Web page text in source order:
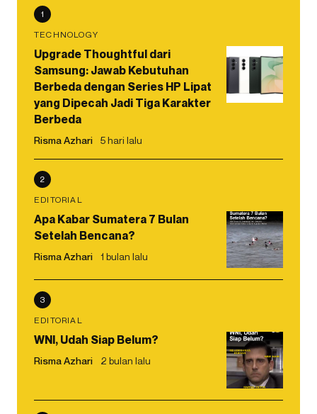
1
TECHNOLOGY
Upgrade Thoughtful dari
Samsung: Jawab Kebutuhan
Berbeda dengan Series HP Lipat
yang Dipecah Jadi Tiga Karakter
Berbeda
Risma Azhari 5 hari lalu
2
EDITORIAL
Apa Kabar Sumatera 7 Bulan
Setelah Bencana?
Risma Azhari 1 bulan lalu
3
EDITORIAL
WNI, Udah Siap Belum?
Risma Azhari 2 bulan lalu